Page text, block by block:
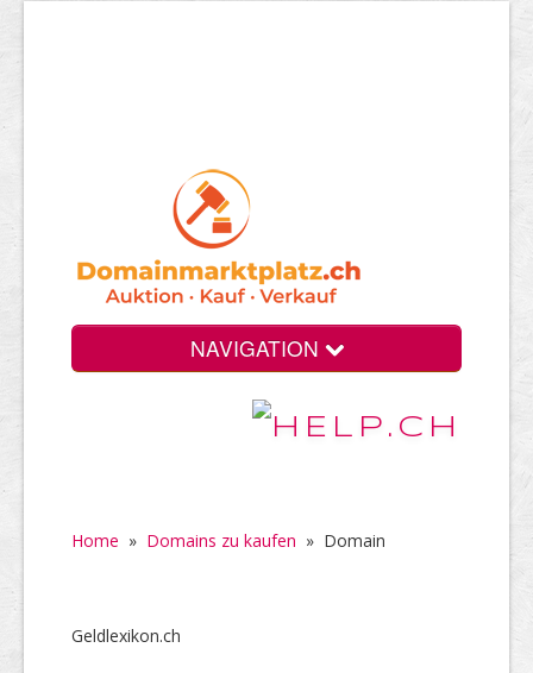
NAVIGATION
Home » Domains zu kaufen » Domain
Geldlexikon.ch